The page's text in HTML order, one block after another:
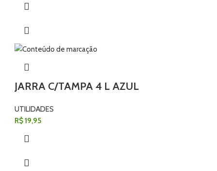
JARRA C/TAMPA 4 L AZUL
UTILIDADES
R$19,95